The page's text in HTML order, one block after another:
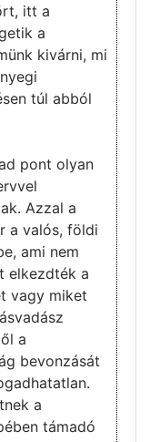
itt a
a
kivárni, mi
túl abból
pont olyan
Azzal a
a valós, földi
ami nem
elkezdték a
vagy miket
a
bevonzását
a
támadó